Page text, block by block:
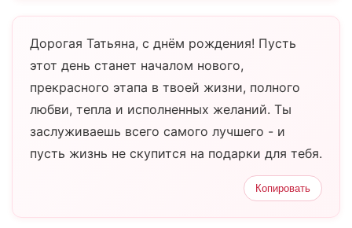
Дорогая Татьяна, с днём рождения! Пусть
этот день станет началом нового,
прекрасного этапа в твоей жизни, полного
любви, тепла и исполненных желаний. Ты
заслуживаешь всего самого лучшего - и
пусть жизнь не скупится на подарки для тебя.
Копировать